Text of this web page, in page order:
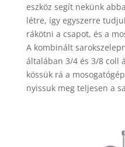
eszköz segít nekünk
létre, így egyszerre
rákötni a csapot, és a
A kombinált
általában 3/4 és 3/8 coll
kössük rá a
nyissuk meg teljesen a